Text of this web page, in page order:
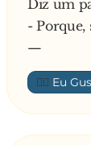
- Bem,
do teu
filha
O rapaz
- Lá
Diz um
- Porque,
—
👍🏼